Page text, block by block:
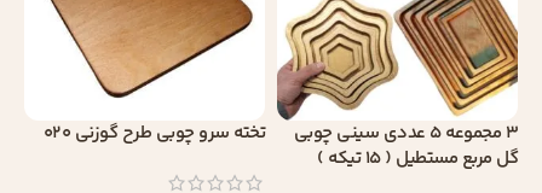
3 مجموعه 5 عددی سینی چوبی
گل مربع مستطیل ( 15 تیکه )
تخته سرو چوبی طرح گوزنی 020